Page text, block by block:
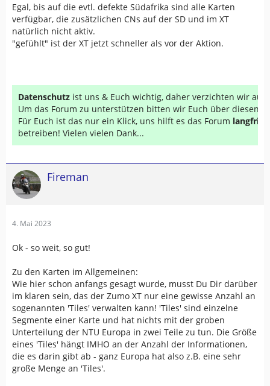
Egal, bis auf die evtl. defekte Südafrika sind alle Karten
verfügbar, die zusätzlichen CNs auf der SD und im XT
natürlich nicht aktiv.
"gefühlt" ist der XT jetzt schneller als vor der Aktion.
Datenschutz ist uns & Euch wichtig, daher verzichten wir auf
Um das Forum zu unterstützen bitten wir Euch über diesen
Für Euch ist das nur ein Klick, uns hilft es das Forum
betreiben! Vielen vielen Dank...
Fireman
4. Mai 2023
Ok - so weit, so gut!
Zu den Karten im Allgemeinen:
Wie hier schon anfangs gesagt wurde, musst Du Dir darüber
im klaren sein, das der Zumo XT nur eine gewisse Anzahl an
sogenannten 'Tiles' verwalten kann! 'Tiles' sind einzelne
Segmente einer Karte und hat nichts mit der groben
Unterteilung der NTU Europa in zwei Teile zu tun. Die Größe
eines 'Tiles' hängt IMHO an der Anzahl der Informationen,
die es darin gibt ab - ganz Europa hat also z.B. eine sehr
große Menge an 'Tiles'.